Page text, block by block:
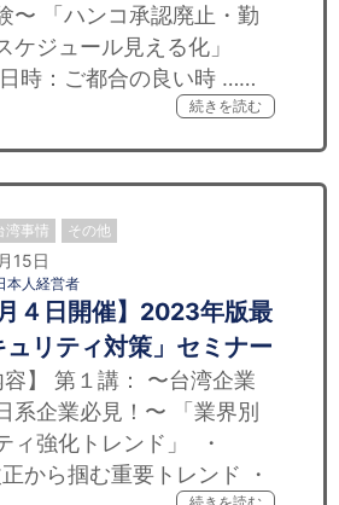
〜 「ハンコ承認廃止・勤
ケジュール見える化」
日時：ご都合の良い時 ……
続きを読む
湾事情 その他
15日
本人経営者
４日開催】2023年版最
リティ対策」セミナー
】 第１講： 〜台湾企業
系企業必見！〜 「業界別
ィ強化トレンド」 ・
から掴む重要トレンド ・